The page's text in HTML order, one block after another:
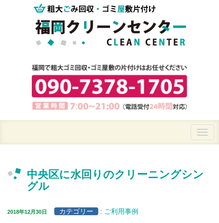
中央区に水回りのクリーニングシン
グル
2018年12月30日 カテゴリー : ご利用事例